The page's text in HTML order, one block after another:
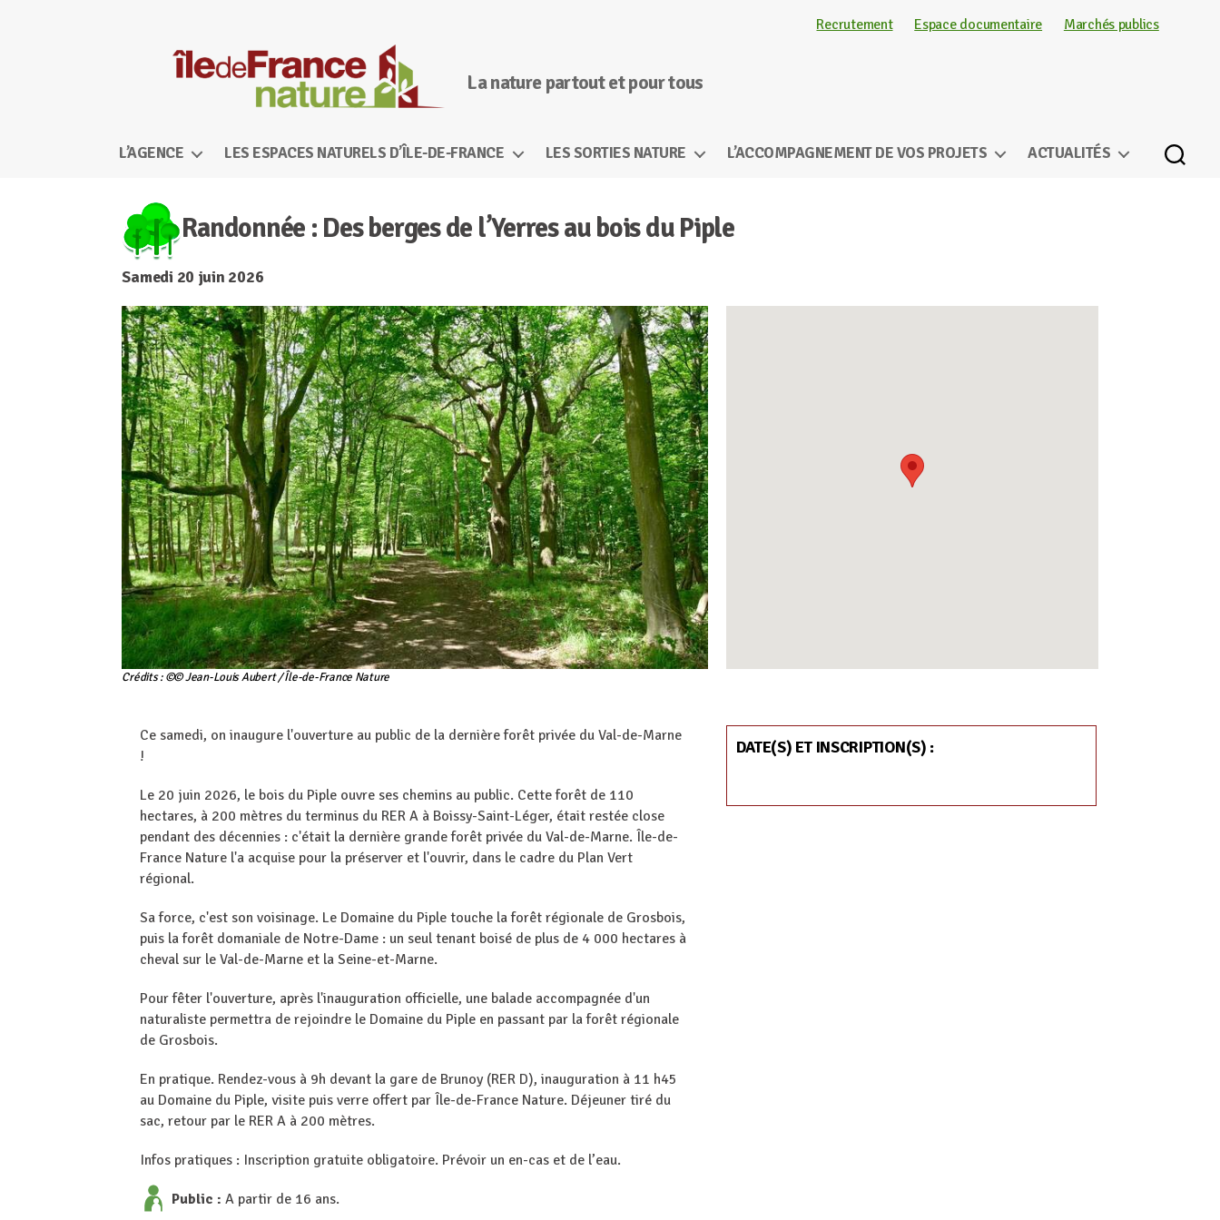
Recrutement Espace documentaire Marchés publics
de-
La nature partout et pour tous
L’AGENCE LES ESPACES NATURELS D’ÎLE-DE-FRANCE LES SORTIES NATURE L’ACCOMPAGNEMENT DE VOS PROJETS ACTUALITÉS
Randonnée : Des berges de l’Yerres au bois du Piple
Samedi 20 juin 2026
Crédits : ©© Jean-Louis Aubert / Île-de-France Nature
Ce samedi, on inaugure l'ouverture au public de la dernière forêt privée du Val-de-Marne
!
Le 20 juin 2026, le bois du Piple ouvre ses chemins au public. Cette forêt de 110
hectares, à 200 mètres du terminus du RER A à Boissy-Saint-Léger, était restée close
pendant des décennies : c'était la dernière grande forêt privée du Val-de-Marne. Île-de-
France Nature l'a acquise pour la préserver et l'ouvrir, dans le cadre du Plan Vert
régional.
Sa force, c'est son voisinage. Le Domaine du Piple touche la forêt régionale de Grosbois,
puis la forêt domaniale de Notre-Dame : un seul tenant boisé de plus de 4 000 hectares à
cheval sur le Val-de-Marne et la Seine-et-Marne.
Pour fêter l'ouverture, après l'inauguration officielle, une balade accompagnée d'un
naturaliste permettra de rejoindre le Domaine du Piple en passant par la forêt régionale
de Grosbois.
En pratique. Rendez-vous à 9h devant la gare de Brunoy (RER D), inauguration à 11 h45
au Domaine du Piple, visite puis verre offert par Île-de-France Nature. Déjeuner tiré du
sac, retour par le RER A à 200 mètres.
Infos pratiques : Inscription gratuite obligatoire. Prévoir un en-cas et de l’eau.
Public : A partir de 16 ans.
DATE(S) ET INSCRIPTION(S) :